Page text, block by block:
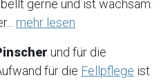
gerne und ist wachsam.
mehr lesen
und für die
für die Fellpflege ist